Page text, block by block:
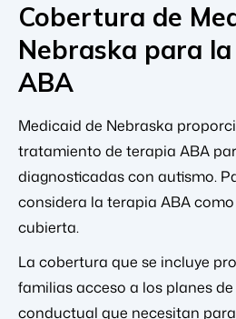
Cobertura de
Nebraska para
ABA
Medicaid de Nebraska
tratamiento de terapia ABA
diagnosticadas con autismo.
considera la terapia ABA
cubierta.
La cobertura que se incluye
familias acceso a los planes
conductual que necesitan